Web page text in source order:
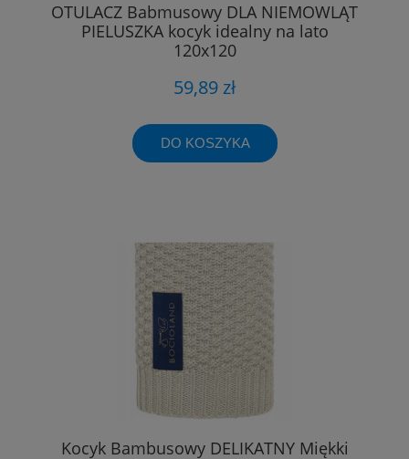
OTULACZ Babmusowy DLA NIEMOWLĄT
PIELUSZKA kocyk idealny na lato
120x120
59,89 zł
DO KOSZYKA
Kocyk Bambusowy DELIKATNY Miękki